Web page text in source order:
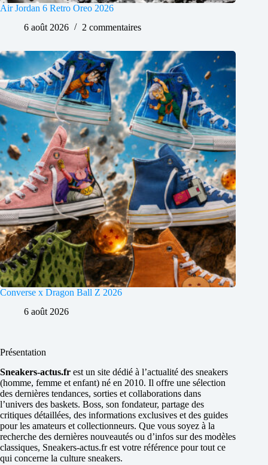
Air Jordan 6 Retro Oreo 2026
6 août 2026
2 commentaires
Converse x Dragon Ball Z 2026
6 août 2026
Présentation
Sneakers-actus.fr est un site dédié à l’actualité des sneakers
(homme, femme et enfant) né en 2010. Il offre une sélection
des dernières tendances, sorties et collaborations dans
l’univers des baskets. Boss, son fondateur, partage des
critiques détaillées, des informations exclusives et des guides
pour les amateurs et collectionneurs. Que vous soyez à la
recherche des dernières nouveautés ou d’infos sur des modèles
classiques, Sneakers-actus.fr est votre référence pour tout ce
qui concerne la culture sneakers.